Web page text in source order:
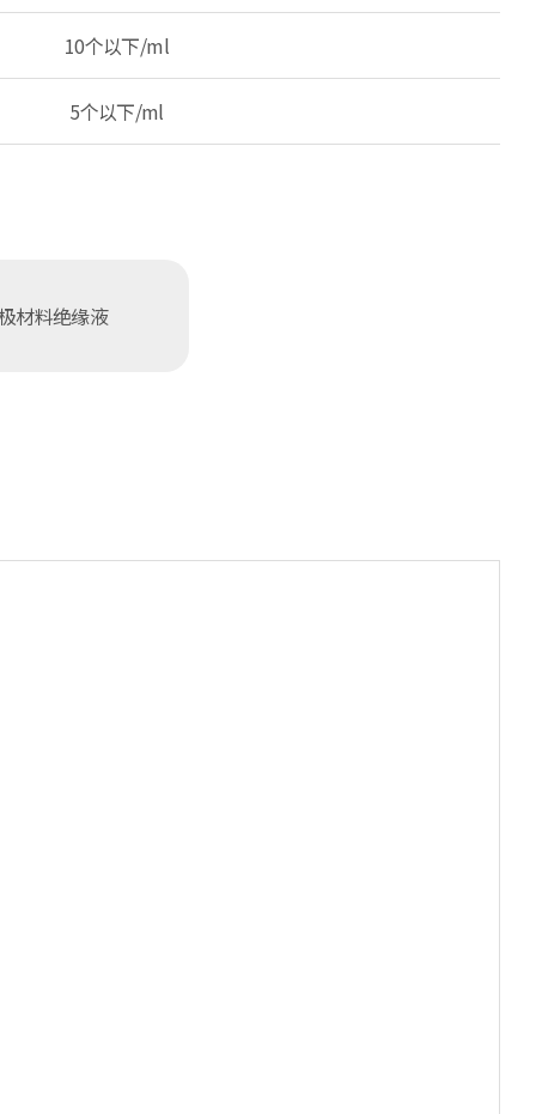
10个以下/ml
5个以下/ml
材料绝缘液